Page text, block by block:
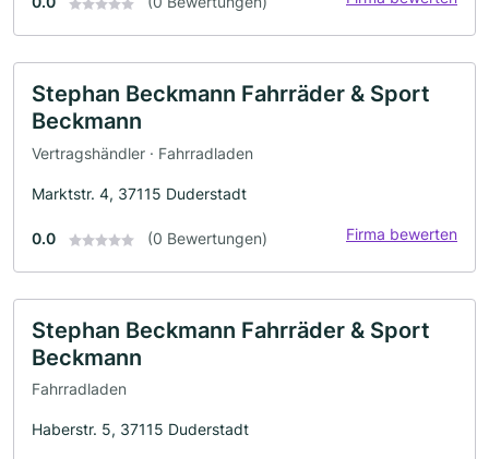
Stephan Beckmann Fahrräder & Sport
Beckmann
Vertragshändler · Fahrradladen
Marktstr. 4, 37115 Duderstadt
0.0 (0 Bewertungen) Firma bewerten
Stephan Beckmann Fahrräder & Sport
Beckmann
Fahrradladen
Haberstr. 5, 37115 Duderstadt